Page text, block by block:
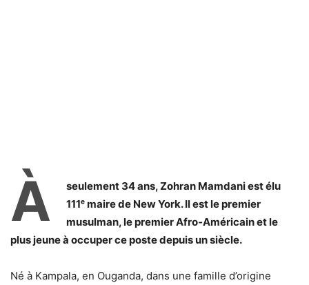
À
seulement 34 ans, Zohran Mamdani est élu
111ᵉ maire de New York. Il est le premier
musulman, le premier Afro-Américain et le
plus jeune à occuper ce poste depuis un siècle.
Né à Kampala, en Ouganda, dans une famille d’origine